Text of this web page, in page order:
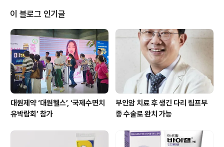
는 이 책 하나로 일약 스타덤에 올랐다. 지난달 22일 브래프먼 형제를 만나기
위해 미국 샌프란시스코 남쪽의 팔로알토를 찾았다. 약속장소에 도착해 5분쯤
기다리는데 바..
이 블로그 인기글
대원제약 ‘대원헬스’, ‘국제수면치
유박람회’ 참가
부인암 치료 후 생긴 다리 림프부
종 수술로 완치 가능